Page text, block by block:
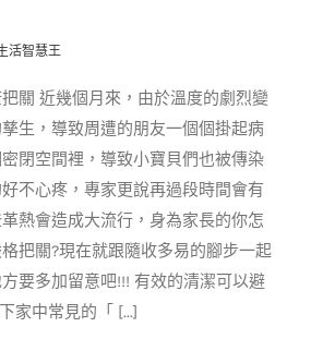
活智慧王
關 近幾個月來，由於溫度的劇烈變
生，導致周遭的朋友一個個掛起病
閉空間裡，導致小寶貝們也被傳染
不心疼，專家更說再過段時間會有
熱會造成大流行，身為家長的你怎
把關?現在就跟隨收多易的腳步一起
要多加留意吧!!! 有效的清潔可以避
家中常見的「 [...]